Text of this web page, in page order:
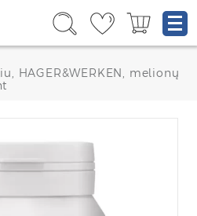
HAGER&WERKEN, melionų